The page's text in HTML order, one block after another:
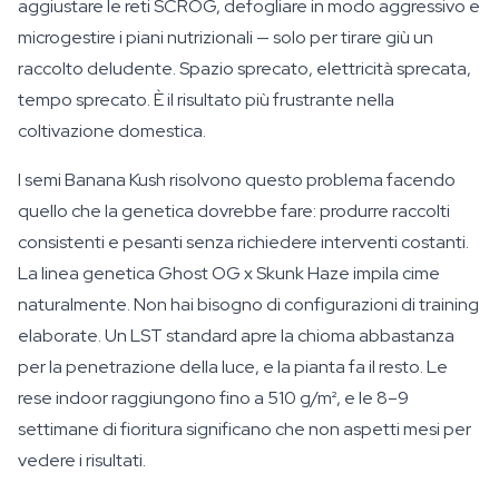
aggiustare le reti SCROG, defogliare in modo aggressivo e
microgestire i piani nutrizionali — solo per tirare giù un
raccolto deludente. Spazio sprecato, elettricità sprecata,
tempo sprecato. È il risultato più frustrante nella
coltivazione domestica.
I semi Banana Kush risolvono questo problema facendo
quello che la genetica dovrebbe fare: produrre raccolti
consistenti e pesanti senza richiedere interventi costanti.
La linea genetica Ghost OG x Skunk Haze impila cime
naturalmente. Non hai bisogno di configurazioni di training
elaborate. Un LST standard apre la chioma abbastanza
per la penetrazione della luce, e la pianta fa il resto. Le
rese indoor raggiungono fino a 510 g/m², e le 8–9
settimane di fioritura significano che non aspetti mesi per
vedere i risultati.